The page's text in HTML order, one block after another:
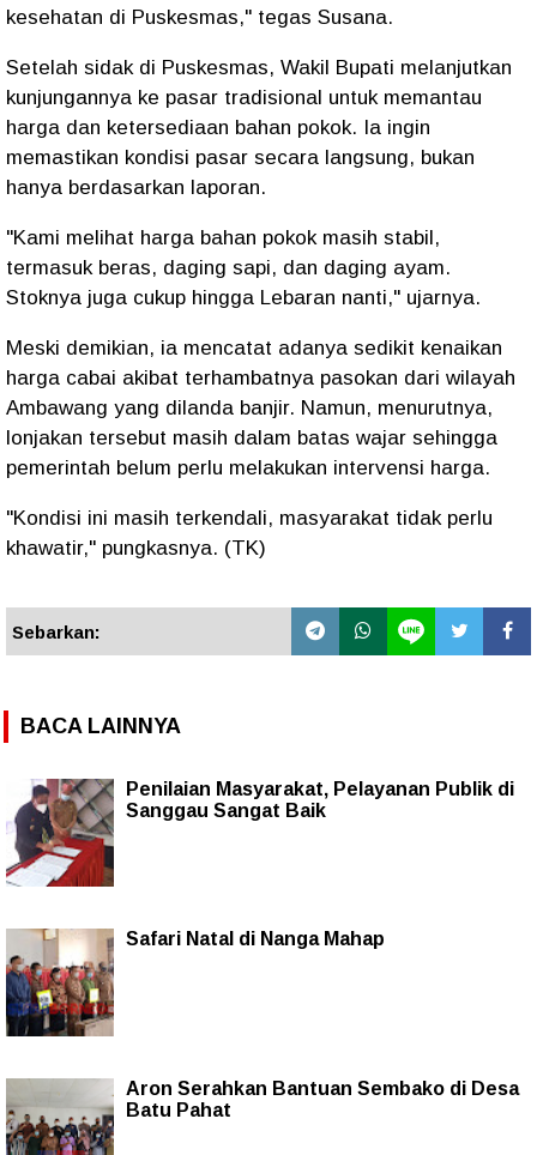
kesehatan di Puskesmas," tegas Susana.
Setelah sidak di Puskesmas, Wakil Bupati melanjutkan
kunjungannya ke pasar tradisional untuk memantau
harga dan ketersediaan bahan pokok. Ia ingin
memastikan kondisi pasar secara langsung, bukan
hanya berdasarkan laporan.
"Kami melihat harga bahan pokok masih stabil,
termasuk beras, daging sapi, dan daging ayam.
Stoknya juga cukup hingga Lebaran nanti," ujarnya.
Meski demikian, ia mencatat adanya sedikit kenaikan
harga cabai akibat terhambatnya pasokan dari wilayah
Ambawang yang dilanda banjir. Namun, menurutnya,
lonjakan tersebut masih dalam batas wajar sehingga
pemerintah belum perlu melakukan intervensi harga.
"Kondisi ini masih terkendali, masyarakat tidak perlu
khawatir," pungkasnya. (TK)
Sebarkan:
BACA LAINNYA
Penilaian Masyarakat, Pelayanan Publik di
Sanggau Sangat Baik
Safari Natal di Nanga Mahap
Aron Serahkan Bantuan Sembako di Desa
Batu Pahat